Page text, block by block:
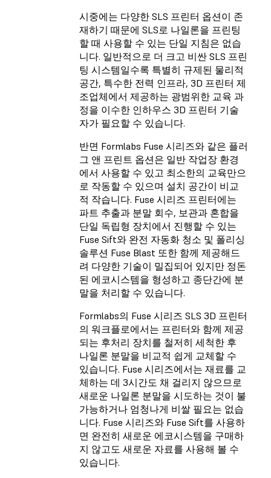
시중에는 다양한 SLS 프린터 옵션이 존
재하기 때문에 SLS로 나일론을 프린팅
할 때 사용할 수 있는 단일 지침은 없습
니다. 일반적으로 더 크고 비싼 SLS 프린
팅 시스템일수록 특별히 규제된 물리적
공간, 특수한 전력 인프라, 3D 프린터 제
조업체에서 제공하는 광범위한 교육 과
정을 이수한 인하우스 3D 프린터 기술
자가 필요할 수 있습니다.
반면 Formlabs Fuse 시리즈와 같은 플러
그 앤 프린트 옵션은 일반 작업장 환경
에서 사용할 수 있고 최소한의 교육만으
로 작동할 수 있으며 설치 공간이 비교
적 작습니다. Fuse 시리즈 프린터에는
파트 추출과 분말 회수, 보관과 혼합을
단일 독립형 장치에서 진행할 수 있는
Fuse Sift와 완전 자동화 청소 및 폴리싱
솔루션 Fuse Blast 또한 함께 제공해드
려 다양한 기술이 밀집되어 있지만 정돈
된 에코시스템을 형성하고 종단간에 분
말을 처리할 수 있습니다.
Formlabs의 Fuse 시리즈 SLS 3D 프린터
의 워크플로에서는 프린터와 함께 제공
되는 후처리 장치를 철저히 세척한 후
나일론 분말을 비교적 쉽게 교체할 수
있습니다. Fuse 시리즈에서는 재료를 교
체하는 데 3시간도 채 걸리지 않으므로
새로운 나일론 분말을 시도하는 것이 불
가능하거나 엄청나게 비쌀 필요는 없습
니다. Fuse 시리즈와 Fuse Sift를 사용하
면 완전히 새로운 에코시스템을 구매하
지 않고도 새로운 자료를 사용해 볼 수
있습니다.